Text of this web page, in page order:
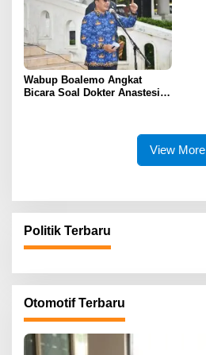
Spesialistik
Wabup Boalemo Angkat
Bicara Soal Dokter Anastesi
View More
Politik Terbaru
Otomotif Terbaru